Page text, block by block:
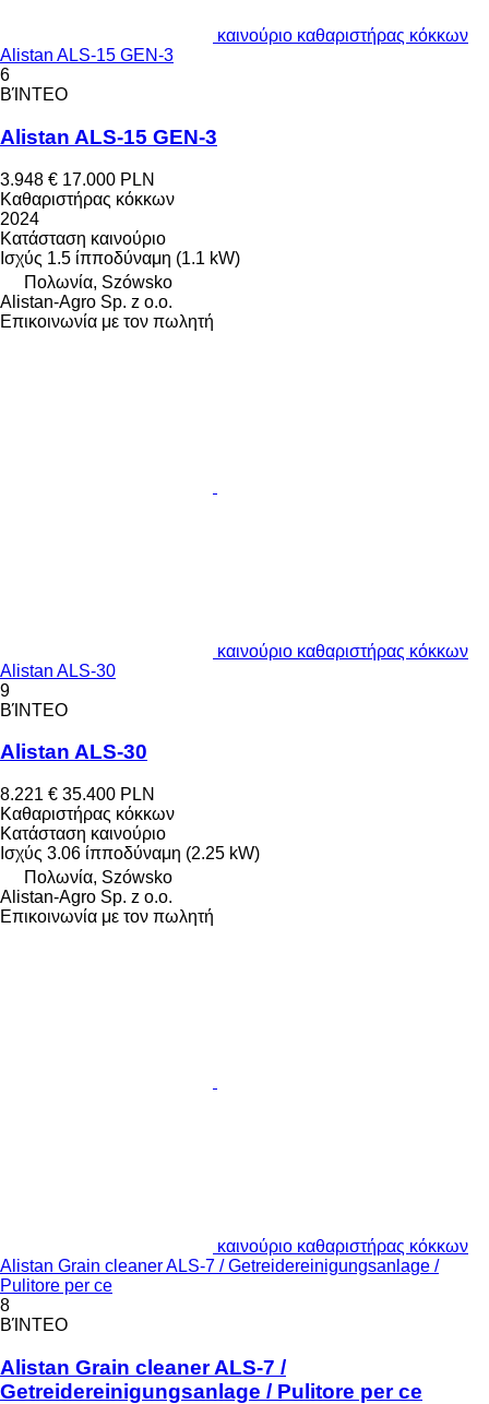
καινούριο καθαριστήρας κόκκων
Alistan ALS-15 GEN-3
6
ΒΊΝΤΕΟ
Alistan ALS-15 GEN-3
3.948 € 17.000 PLN
Καθαριστήρας κόκκων
2024
Κατάσταση καινούριο
Ισχύς 1.5 ίπποδύναμη (1.1 kW)
Πολωνία, Szówsko
Alistan-Agro Sp. z o.o.
Επικοινωνία με τον πωλητή
καινούριο καθαριστήρας κόκκων
Alistan ALS-30
9
ΒΊΝΤΕΟ
Alistan ALS-30
8.221 € 35.400 PLN
Καθαριστήρας κόκκων
Κατάσταση καινούριο
Ισχύς 3.06 ίπποδύναμη (2.25 kW)
Πολωνία, Szówsko
Alistan-Agro Sp. z o.o.
Επικοινωνία με τον πωλητή
καινούριο καθαριστήρας κόκκων
Alistan Grain cleaner ALS-7 / Getreidereinigungsanlage /
Pulitore per ce
8
ΒΊΝΤΕΟ
Alistan Grain cleaner ALS-7 /
Getreidereinigungsanlage / Pulitore per ce